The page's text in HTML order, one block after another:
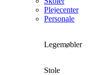
Plejecenter
Personale
Legemøbler
Stole